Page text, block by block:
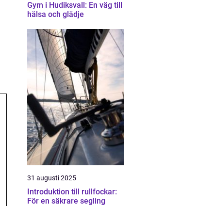
Gym i Hudiksvall: En väg till
hälsa och glädje
31 augusti 2025
Introduktion till rullfockar:
För en säkrare segling